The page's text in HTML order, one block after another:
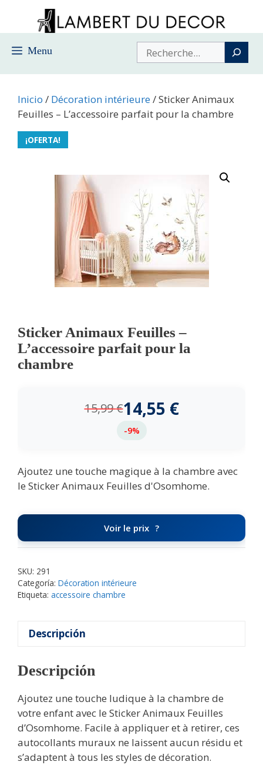
contenido
Menu Buscar
Inicio / Décoration intérieure/ Sticker Animaux
Feuilles – L’accessoire parfait pour la chambre
¡OFERTA!
Sticker Animaux Feuilles –
L’accessoire parfait pour la
chambre
15,99€14,55 €
-9%
Ajoutez une touche magique à la chambre avec
le Sticker Animaux Feuilles d'Osomhome.
Voir le prix
SKU: 291
Categoría: Décoration intérieure
Etiqueta: accessoire chambre
Descripción
Descripción
Ajoutez une touche ludique à la chambre de
votre enfant avec le Sticker Animaux Feuilles
d’Osomhome. Facile à appliquer et à retirer, ces
autocollants muraux ne laissent aucun résidu et
s’adaptent à tous les styles de décoration.